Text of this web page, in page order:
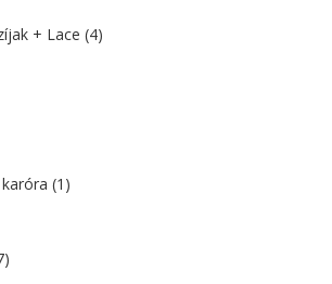
+ Lace (4)
(1)